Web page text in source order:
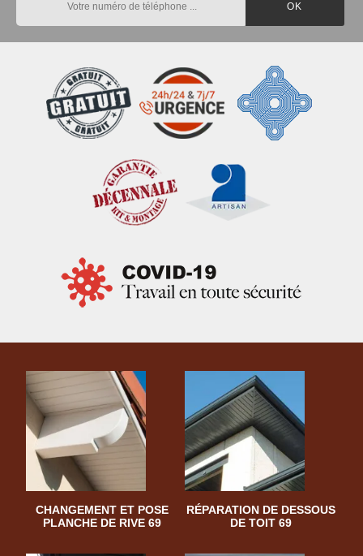
CHANGEMENT ET POSE
PLANCHE DE RIVE 69
RÉPARATION DE DESSOUS
DE TOIT 69